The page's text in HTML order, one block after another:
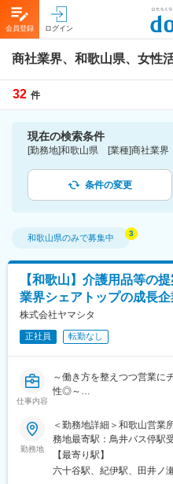
会員登録 ログイン
商社業界、和歌山県、女性
32 件
現在の検索条件
条件の変更
和歌山県のみで募集中
【和歌山】介護用品等の
業界シェアトップの成長
株式会社ヤマシタ
正社員 転勤なし
仕事内容
～働き方を整えつつ営業に
性◎～
介護用品等の提供を行う
します。
ケアマネジャーや実際に介
頼関係を構築していただき
していただきます。
勤務地
＜勤務地詳細＞和歌山営業
務地最寄駅：鳥井バス停駅
囲：会社の定める事業所
【最寄り駅】
六十谷駅、紀伊駅、田井ノ